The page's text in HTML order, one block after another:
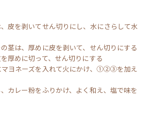
皮を剥いてせん切りにし、水にさらして水
茎は、厚めに皮を剥いて、せん切りにする
厚めに切って、せん切りにする
マヨネーズを入れて火にかけ、①②③を加え
カレー粉をふりかけ、よく和え、塩で味を